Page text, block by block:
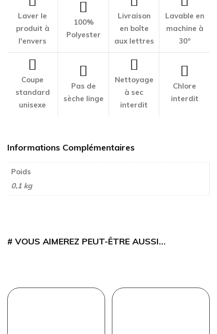
Laver le
produit à
l'envers
100%
Polyester
Livraison
en boîte
aux lettres
Lavable en
machine à
30°
Coupe
standard
unisexe
Pas de
sèche linge
Nettoyage
à sec
interdit
Chlore
interdit
Informations Complémentaires
Poids
0,1 kg
VOUS AIMEREZ PEUT-ÊTRE AUSSI…